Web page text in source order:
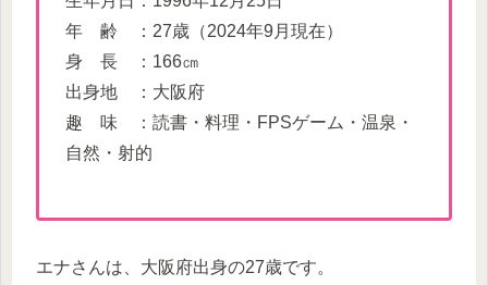
年 齢 ：27歳（2024年9月現在）
身 長 ：166㎝
出身地 ：大阪府
趣 味 ：読書・料理・FPSゲーム・温泉・
自然・射的
エナさんは、大阪府出身の27歳です。